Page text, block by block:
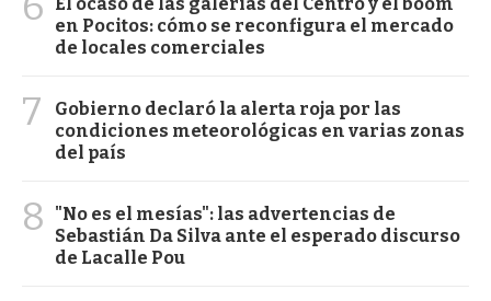
en Pocitos: cómo se reconfigura el mercado
de locales comerciales
7
Gobierno declaró la alerta roja por las
condiciones meteorológicas en varias zonas
del país
8
"No es el mesías": las advertencias de
Sebastián Da Silva ante el esperado discurso
de Lacalle Pou